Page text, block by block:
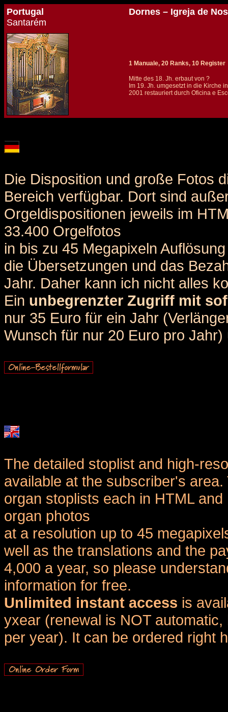
Portugal
Santarém
Dornes – Igreja de
1 Manuale, 20 Ranks, 10 Register
Mitte des 18. Jh. erbaut von ?
Im 19. Jh. umgesetzt in die Kirche
2001 restauriert durch Oficina e
Die Disposition und große Fotos
Bereich verfügbar. Dort sind
Orgeldispositionen jeweils im
33.400 Orgelfotos
in bis zu 45 Megapixeln
die Übersetzungen und das
Jahr. Daher kann ich nicht alles
Ein unbegrenzter Zugriff mit
nur 35 Euro für ein Jahr
Wunsch für nur 20 Euro pro
The detailed stoplist and high-
available at the subscriber's
organ stoplists each in HTML
organ photos
at a resolution up to 45
well as the translations and the
4,000 a year, so please
information for free.
Unlimited instant access is
yxear (renewal is NOT
per year). It can be ordered right